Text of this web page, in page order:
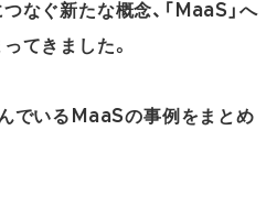
なぐ新たな概念、「MaaS」へ
てきました。
でいるMaaSの事例をまとめ